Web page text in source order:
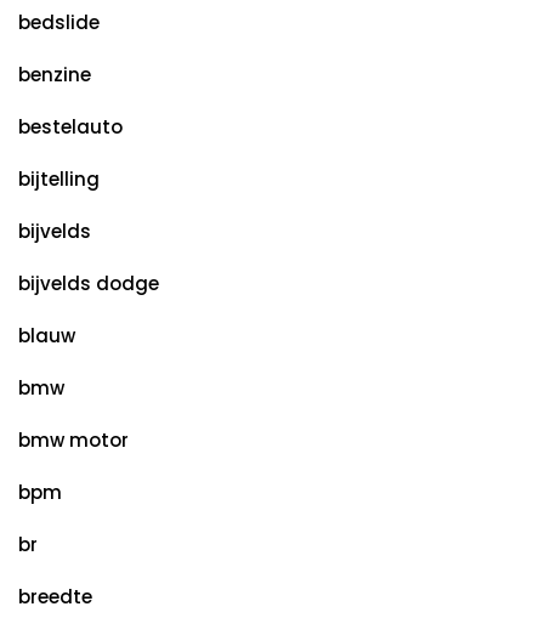
bedslide
benzine
bestelauto
bijtelling
bijvelds
bijvelds dodge
blauw
bmw
bmw motor
bpm
br
breedte